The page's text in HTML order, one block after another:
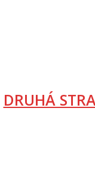
DRUHÁ